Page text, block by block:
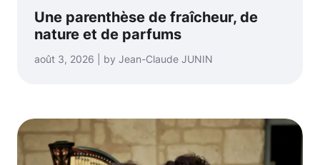
Une parenthèse de fraîcheur, de
nature et de parfums
août 3, 2026 | by Jean-Claude JUNIN